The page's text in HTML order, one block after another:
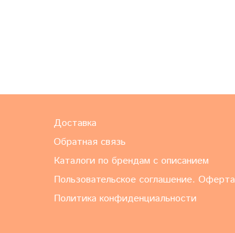
Доставка
Обратная связь
Каталоги по брендам с описанием
Пользовательское соглашение. Оферта
Политика конфиденциальности